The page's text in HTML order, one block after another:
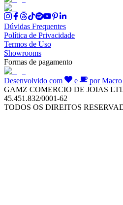
Dúvidas Frequentes
Política de Privacidade
Termos de Uso
Showrooms
Formas de pagamento
Desenvolvido com e
por Macro
GAMZ COMERCIO DE JOIAS
45.451.832/0001-62
TODOS OS DIREITOS